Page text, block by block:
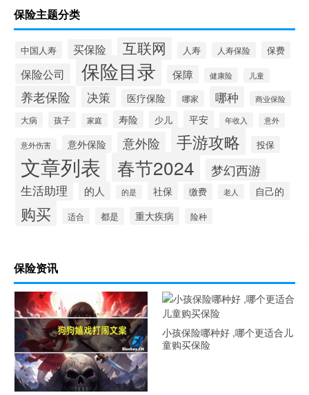
保险主题分类
中国人寿 买保险 互联网 人寿 人寿保险 保费
保险公司 保险目录 保障 健康险 儿童
养老保险 决策 医疗保险 哪家 哪种
商业保险
大病
孩子 家庭 寿险 少儿 平安 年收入 意外
意外伤害 意外保险 意外险 手游攻略 投保
文章列表 春节2024 梦幻西游
生活助理 的人 的是 社保 缴费 老人 自己的
购买 适合 都是 重大疾病 险种
保险资讯
小孩保险哪种好 ,哪个更适合儿
童购买保险